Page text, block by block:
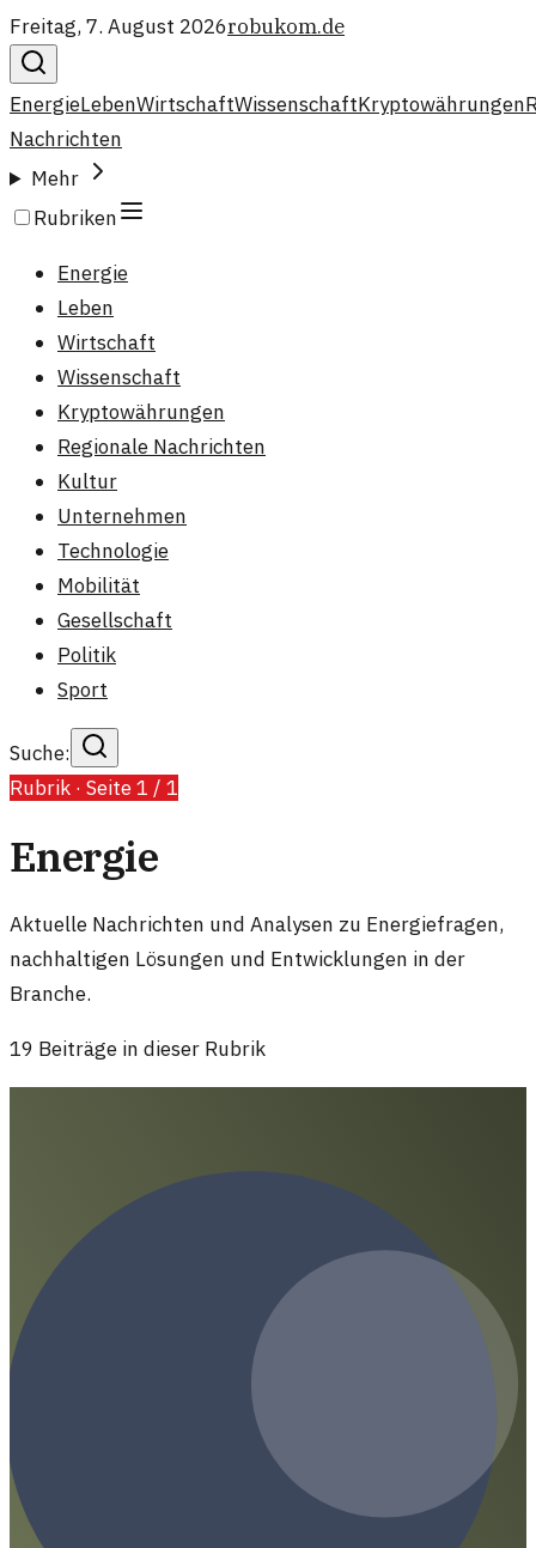
Freitag, 7. August 2026robukom.de
EnergieLebenWirtschaftWissenschaftKryptowährungen
Nachrichten
Mehr
Rubriken
Energie
Leben
Wirtschaft
Wissenschaft
Kryptowährungen
Regionale Nachrichten
Kultur
Unternehmen
Technologie
Mobilität
Gesellschaft
Politik
Sport
Suche:
Rubrik · Seite1 / 1
Energie
Aktuelle Nachrichten und Analysen zu Energiefragen,
nachhaltigen Lösungen und Entwicklungen in der
Branche.
19 Beiträge in dieser Rubrik